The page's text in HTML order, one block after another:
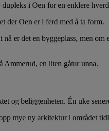
i Oen for en enklere
der Oen er i ferd med å ta form.
er det en byggeplass, men
Ammerud, en liten gåtur unna.
og beliggenheten. Én uke
mye ny arkitektur i området